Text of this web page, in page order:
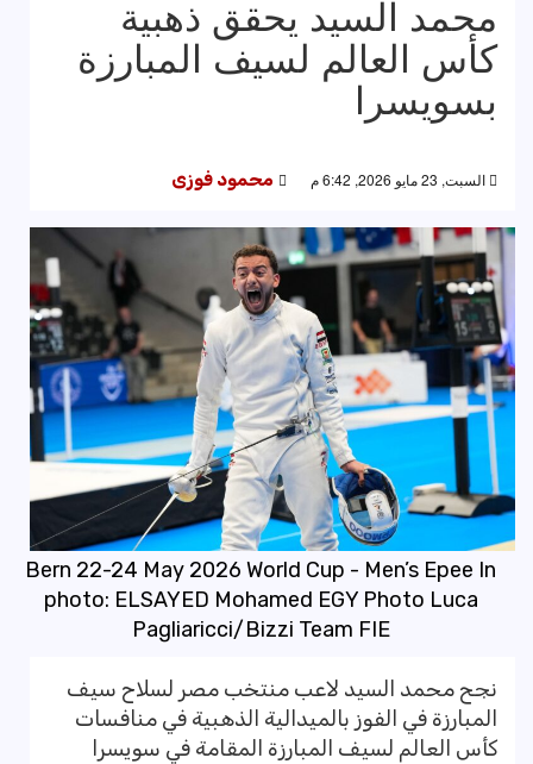
محمد السيد يحقق ذهبية
كأس العالم لسيف المبارزة
بسويسرا
السبت, 23 مايو 2026, 6:42 م محمود فوزى
Bern 22-24 May 2026 World Cup - Men’s Epee In
photo: ELSAYED Mohamed EGY Photo Luca
Pagliaricci/Bizzi Team FIE
نجح محمد السيد لاعب منتخب مصر لسلاح سيف
المبارزة في الفوز بالميدالية الذهبية في منافسات
كأس العالم لسيف المبارزة المقامة في سويسرا